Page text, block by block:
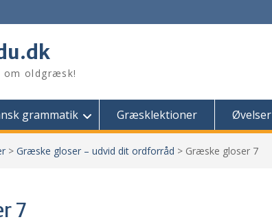
om oldgræsk!
grammatik Græsklektioner Øvelser
> Græske gloser – udvid dit ordforråd > Græske gloser 7
7